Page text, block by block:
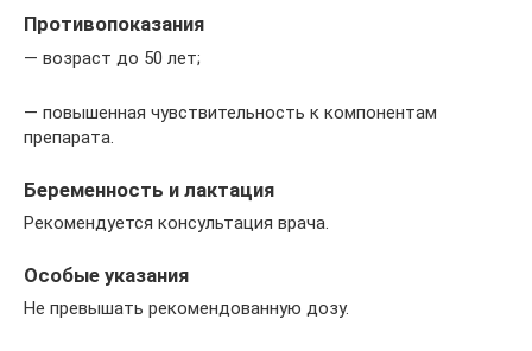
Противопоказания
— возраст до 50 лет;
— повышенная чувствительность к компонентам
препарата.
Беременность и лактация
Рекомендуется консультация врача.
Особые указания
Не превышать рекомендованную дозу.